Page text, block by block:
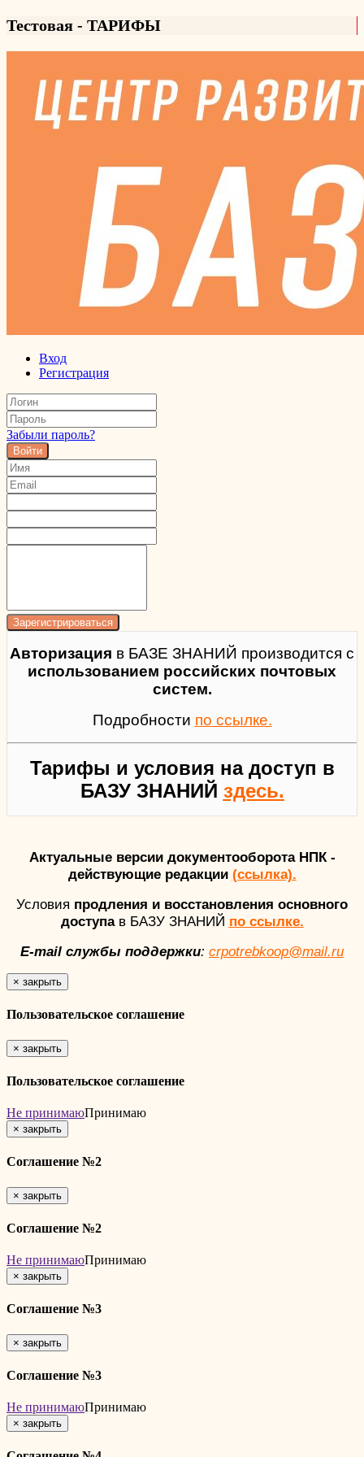
Тестовая - ТАРИФЫ
Вход
Регистрация
Забыли пароль?
Войти
Авторизация в БАЗЕ ЗНАНИЙ производится с
использованием российских почтовых
систем.
Подробности по ссылке.
Тарифы и условия на доступ в
БАЗУ ЗНАНИЙ здесь.
Актуальные версии документооборота НПК -
действующие редакции (ссылка).
Условия продления и восстановления основного
доступав БАЗУ ЗНАНИЙ по ссылке.
E-mail службы поддержки: crpotrebkoop@mail.ru
× закрыть
Пользовательское соглашение
× закрыть
Пользовательское соглашение
Не принимаюПринимаю
× закрыть
Соглашение №2
× закрыть
Соглашение №2
Не принимаюПринимаю
× закрыть
Соглашение №3
× закрыть
Соглашение №3
Не принимаюПринимаю
× закрыть